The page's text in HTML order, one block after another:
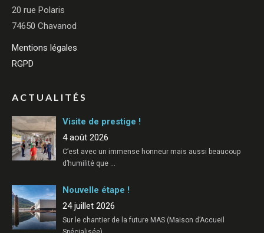
20 rue Polaris
74650 Chavanod
Mentions légales
RGPD
ACTUALITÉS
Visite de prestige !
4 août 2026
C’est avec un immense honneur mais aussi beaucoup
d’humilité que
Nouvelle étape !
24 juillet 2026
Sur le chantier de la future MAS (Maison d’Accueil